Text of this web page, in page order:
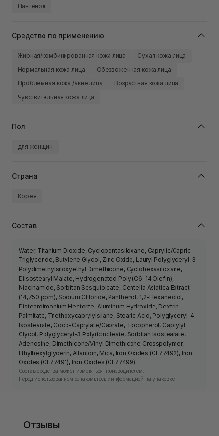
Пантенол
Средство по применению
Жирная/комбинированная кожа лица
Сухая кожа лица
Нормальная кожа лица
Обезвоженная кожа лица
Проблемная кожа /акне лица
Возрастная кожа лица
Чувствительная кожа лица
Пол
для женщин
Страна
Корея
Состав
Water, Titanium Dioxide, Cyclopentasiloxane, Caprylic/Capric
Triglyceride, Butylene Glycol, Zinc Oxide, Lauryl Polyglyceryl-3
Polydimethylsiloxyethyl Dimethicone, Cyclohexasiloxane,
Diisostearyl Malate, Hydrogenated Poly (C6-14 Olefin),
Niacinamide, Sorbitan Sesquioleate, Centella Asiatica Extract
(14,750 ppm), Sodium Chloride, Panthenol, 1,2-Hexanediol,
Disteardimonium Hectorite, Aluminum Hydroxide, Dextrin
Palmitate, Triethoxycaprylylsilane, Stearic Acid, Polyglyceryl-4
Isostearate, Coco-Caprylate/Caprate, Tocopherol, Caprylyl
Glycol, Polyglyceryl-3 Polyricinoleate, Sorbitan Isostearate,
Adenosine, Dimethicone/Vinyl Dimethicone Crosspolymer,
Ethylhexylglycerin, Allantoin, Mica, Iron Oxides (CI 77492), Iron
Oxides (CI 77491), Iron Oxides (CI 77499).
Состав средства может изменяться производителем.
Перед использованием ознакомьтесь с информацией на упаковке.
Отзывы